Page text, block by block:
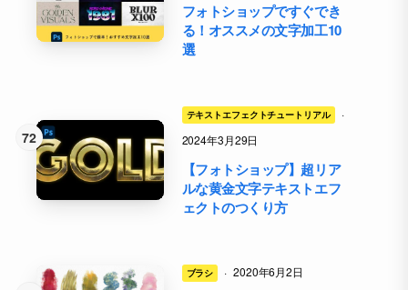
フォトショップですぐでき
る！オススメの文字加工10
選
テキストエフェクトチュートリアル
·
2024年3月29日
【フォトショップ】超リア
ルな黄金文字テキストエフ
ェクトのつくり方
ブラシ · 2020年6月2日